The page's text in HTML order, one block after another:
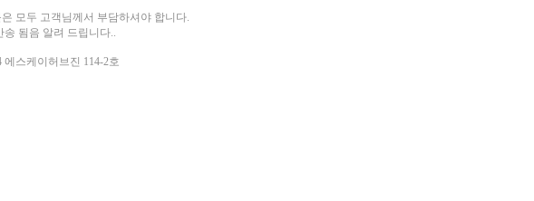
모두 고객님께서 부담하셔야 합니다.
됨음 알려 드립니다..
스케이허브진 114-2호